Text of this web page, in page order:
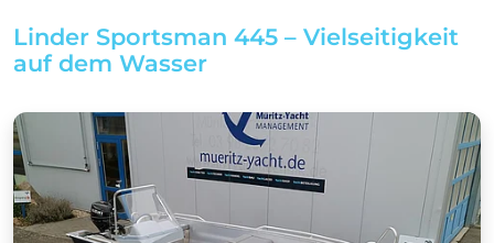
Linder Sportsman 445 – Vielseitigkeit
auf dem Wasser